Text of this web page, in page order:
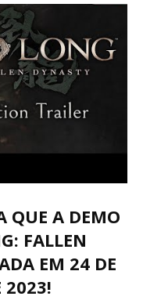
QUE A DEMO
FALLEN
EM 24 DE
2023!